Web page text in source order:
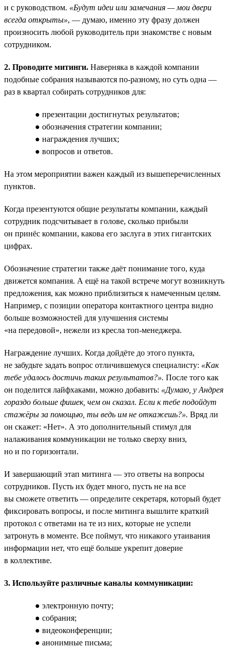
и с руководством. «Будут идеи или замечания — мои двери
всегда открыты», — думаю, именно эту фразу должен
произносить любой руководитель при знакомстве с новым
сотрудником.
2. Проводите митинги. Наверняка в каждой компании
подобные собрания называются по-разному, но суть одна —
раз в квартал собирать сотрудников для:
● презентации достигнутых результатов;
● обозначения стратегии компании;
● награждения лучших;
● вопросов и ответов.
На этом мероприятии важен каждый из вышеперечисленных
пунктов.
Когда презентуются общие результаты компании, каждый
сотрудник подсчитывает в голове, сколько прибыли
он принёс компании, какова его заслуга в этих гигантских
цифрах.
Обозначение стратегии также даёт понимание того, куда
движется компания. А ещё на такой встрече могут возникнуть
предложения, как можно приблизиться к намеченным целям.
Например, с позиции оператора контактного центра видно
больше возможностей для улучшения системы
«на передовой», нежели из кресла топ-менеджера.
Награждение лучших. Когда дойдёте до этого пункта,
не забудьте задать вопрос отличившемуся специалисту: «Как
тебе удалось достичь таких результатов?». После того как
он поделится лайфхаками, можно добавить: «Думаю, у Андрея
гораздо больше фишек, чем он сказал. Если к тебе подойдут
стажёры за помощью, ты ведь им не откажешь?». Вряд ли
он скажет: «Нет». А это дополнительный стимул для
налаживания коммуникации не только сверху вниз,
но и по горизонтали.
И завершающий этап митинга — это ответы на вопросы
сотрудников. Пусть их будет много, пусть не на все
вы сможете ответить — определите секретаря, который будет
фиксировать вопросы, и после митинга вышлите краткий
протокол с ответами на те из них, которые не успели
затронуть в моменте. Все поймут, что никакого утаивания
информации нет, что ещё больше укрепит доверие
в коллективе.
3. Используйте различные каналы коммуникации:
● электронную почту;
● собрания;
● видеоконференции;
● анонимные письма;